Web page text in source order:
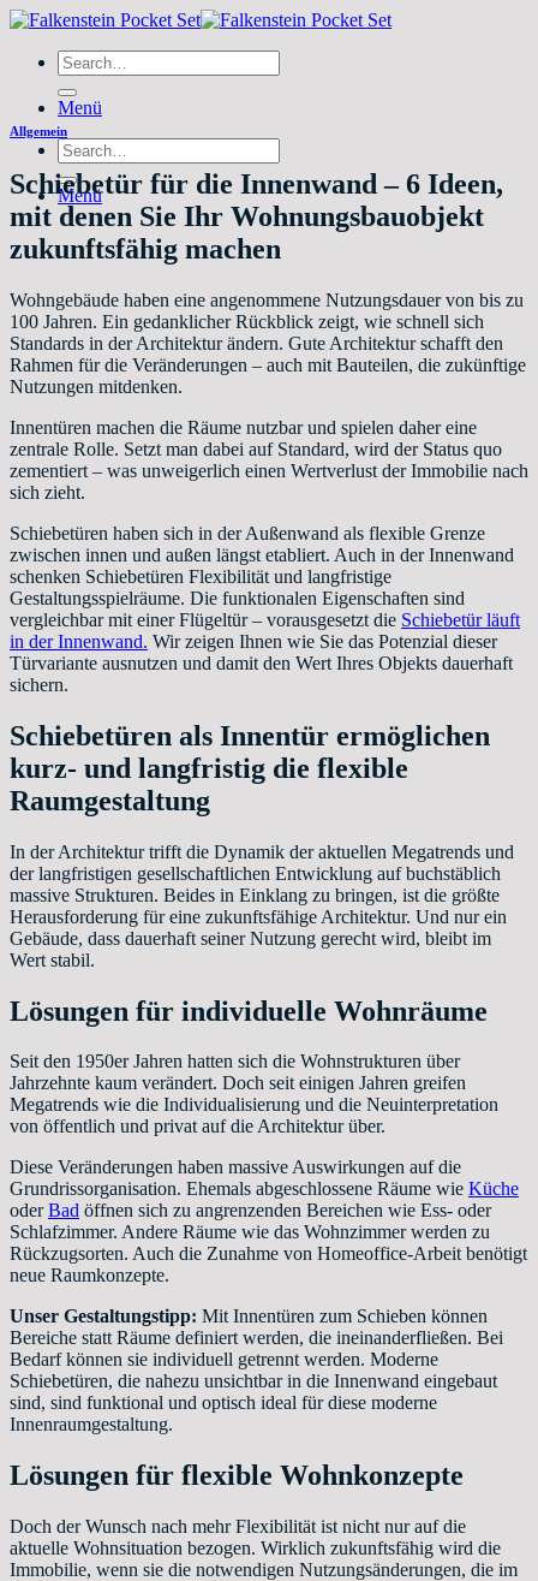
Zum
springenSearch
for:
Menü
Search
for:
Menü
Allgemein
Schiebetür für die Innenwand – 6 Ideen,
mit denen Sie Ihr Wohnungsbauobjekt
zukunftsfähig machen
Wohngebäude haben eine angenommene Nutzungsdauer von bis zu
100 Jahren. Ein gedanklicher Rückblick zeigt, wie schnell sich
Standards in der Architektur ändern. Gute Architektur schafft den
Rahmen für die Veränderungen – auch mit Bauteilen, die zukünftige
Nutzungen mitdenken.
Innentüren machen die Räume nutzbar und spielen daher eine
zentrale Rolle. Setzt man dabei auf Standard, wird der Status quo
zementiert – was unweigerlich einen Wertverlust der Immobilie nach
sich zieht.
Schiebetüren haben sich in der Außenwand als flexible Grenze
zwischen innen und außen längst etabliert. Auch in der Innenwand
schenken Schiebetüren Flexibilität und langfristige
Gestaltungsspielräume. Die funktionalen Eigenschaften sind
vergleichbar mit einer Flügeltür – vorausgesetzt die Schiebetür läuft
in der Innenwand. Wir zeigen Ihnen wie Sie das Potenzial dieser
Türvariante ausnutzen und damit den Wert Ihres Objekts dauerhaft
sichern.
Schiebetüren als Innentür ermöglichen
kurz- und langfristig die flexible
Raumgestaltung
In der Architektur trifft die Dynamik der aktuellen Megatrends und
der langfristigen gesellschaftlichen Entwicklung auf buchstäblich
massive Strukturen. Beides in Einklang zu bringen, ist die größte
Herausforderung für eine zukunftsfähige Architektur. Und nur ein
Gebäude, dass dauerhaft seiner Nutzung gerecht wird, bleibt im
Wert stabil.
Lösungen für individuelle Wohnräume
Seit den 1950er Jahren hatten sich die Wohnstrukturen über
Jahrzehnte kaum verändert. Doch seit einigen Jahren greifen
Megatrends wie die Individualisierung und die Neuinterpretation
von öffentlich und privat auf die Architektur über.
Diese Veränderungen haben massive Auswirkungen auf die
Grundrissorganisation. Ehemals abgeschlossene Räume wie Küche
oderBad öffnen sich zu angrenzenden Bereichen wie Ess- oder
Schlafzimmer. Andere Räume wie das Wohnzimmer werden zu
Rückzugsorten. Auch die Zunahme von Homeoffice-Arbeit benötigt
neue Raumkonzepte.
Unser Gestaltungstipp: Mit Innentüren zum Schieben können
Bereiche statt Räume definiert werden, die ineinanderfließen. Bei
Bedarf können sie individuell getrennt werden. Moderne
Schiebetüren, die nahezu unsichtbar in die Innenwand eingebaut
sind, sind funktional und optisch ideal für diese moderne
Innenraumgestaltung.
Lösungen für flexible Wohnkonzepte
Doch der Wunsch nach mehr Flexibilität ist nicht nur auf die
aktuelle Wohnsituation bezogen. Wirklich zukunftsfähig wird die
Immobilie, wenn sie die notwendigen Nutzungsänderungen, die im